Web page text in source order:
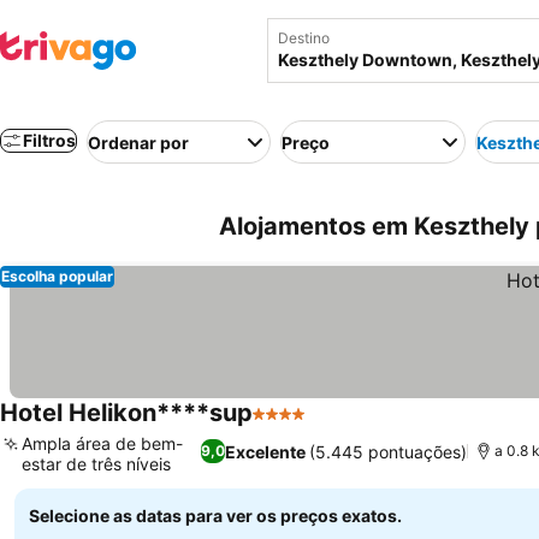
Destino
Filtros Ordenar por Preço
Alojamentos em
Escolha popular
Hotel Helikon****sup4 Estrelas
9,0Excelente (5.445 pontuações)
Ampla área de bem-
estar de três níveis
a 0.8
Selecione as datas para ver os preços exatos.